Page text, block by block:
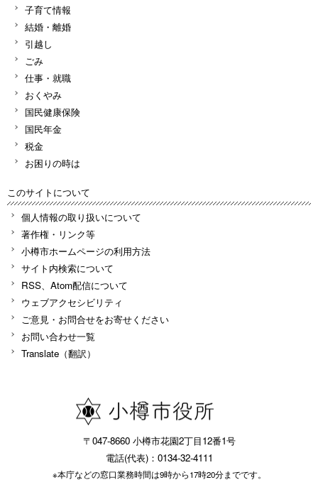
子育て情報
結婚・離婚
引越し
ごみ
仕事・就職
おくやみ
国民健康保険
国民年金
税金
お困りの時は
このサイトについて
個人情報の取り扱いについて
著作権・リンク等
小樽市ホームページの利用方法
サイト内検索について
RSS、Atom配信について
ウェブアクセシビリティ
ご意見・お問合せをお寄せください
お問い合わせ一覧
Translate（翻訳）
〒047-8660 小樽市花園2丁目12番1号
電話(代表)：0134-32-4111
※本庁などの窓口業務時間は9時から17時20分までです。